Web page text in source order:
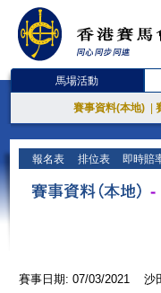
馬場活動
賽事資料(本地)
報名表 排位表 即時賠
賽事日期: 07/03/2021 沙